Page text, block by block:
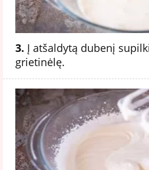
3. Į atšaldytą dubenį
grietinėlę.